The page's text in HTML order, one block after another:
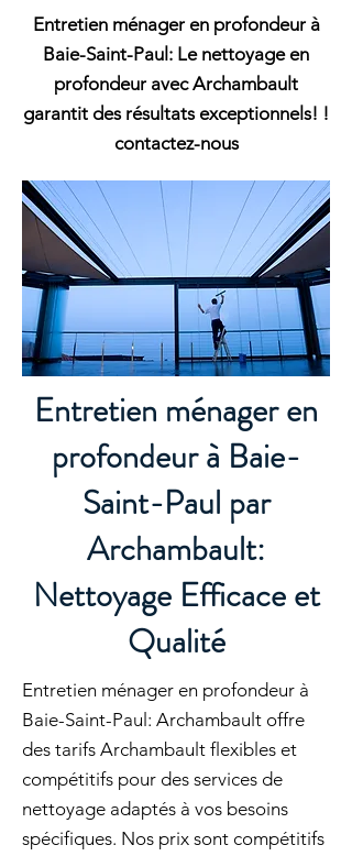
Entretien ménager en profondeur à
Baie-Saint-Paul: Le nettoyage en
profondeur avec Archambault
garantit des résultats exceptionnels! !
contactez-nous
Entretien ménager en
profondeur à Baie-
Saint-Paul par
Archambault:
Nettoyage Efficace et
Qualité
Entretien ménager en profondeur à
Baie-Saint-Paul: Archambault offre
des tarifs Archambault flexibles et
compétitifs pour des services de
nettoyage adaptés à vos besoins
spécifiques. Nos prix sont compétitifs